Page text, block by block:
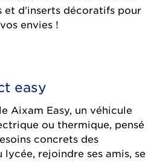
d’inserts décoratifs pour
envies !
easy
Aixam Easy, un véhicule
ou thermique, pensé
concrets des
rejoindre ses amis, se